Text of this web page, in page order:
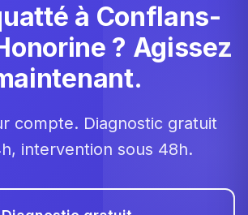
à Conflans-
? Agissez
compte. Diagnostic gratuit
intervention sous 48h.